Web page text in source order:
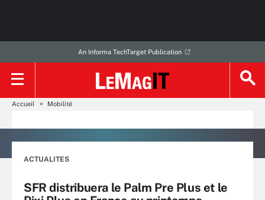
An Informa TechTarget Publication
Accueil Mobilité
ACTUALITES
SFR distribuera le Palm Pre Plus et le